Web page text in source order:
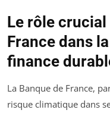
Le rôle crucial
France dans
finance
La Banque de France,
risque climatique dans